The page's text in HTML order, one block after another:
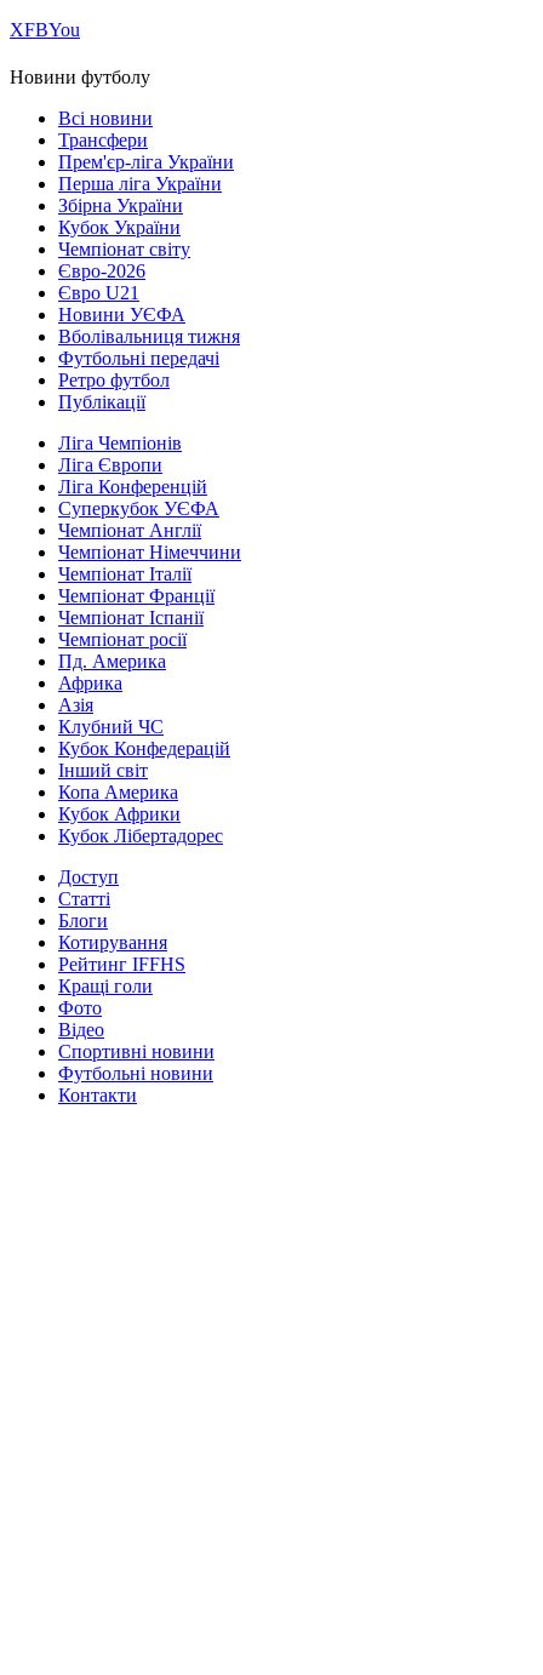
ХFBYou
Новини футболу
Всі новини
Трансфери
Прем'єр-ліга України
Перша ліга України
Збірна України
Кубок України
Чемпіонат світу
Євро-2026
Євро U21
Новини УЄФА
Вболівальниця тижня
Футбольні передачі
Ретро футбол
Публікації
Ліга Чемпіонів
Ліга Європи
Ліга Конференцій
Суперкубок УЄФА
Чемпіонат Англії
Чемпіонат Німеччини
Чемпіонат Італії
Чемпіонат Франції
Чемпіонат Іспанії
Чемпіонат росії
Пд. Америка
Африка
Азія
Клубний ЧС
Кубок Конфедерацій
Інший світ
Копа Америка
Кубок Африки
Кубок Лібертадорес
Доступ
Статті
Блоги
Котирування
Рейтинг IFFHS
Кращі голи
Фото
Відео
Спортивні новини
Футбольні новини
Контакти